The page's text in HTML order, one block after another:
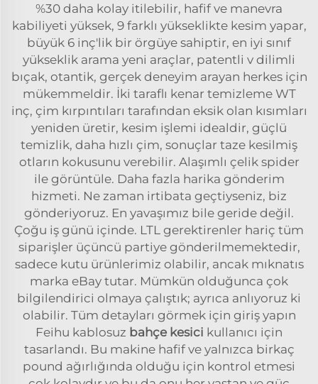
%30 daha kolay itilebilir, hafif ve manevra
kabiliyeti yüksek, 9 farklı yükseklikte kesim yapar,
büyük 6 inç'lik bir örgüye sahiptir, en iyi sınıf
yükseklik arama yeni araçlar, patentli v dilimli
bıçak, otantik, gerçek deneyim arayan herkes için
mükemmeldir. İki taraflı kenar temizleme WT
inç, çim kırpıntıları tarafından eksik olan kısımları
yeniden üretir, kesim işlemi idealdir, güçlü
temizlik, daha hızlı çim, sonuçlar taze kesilmiş
otların kokusunu verebilir. Alaşımlı çelik spider
ile görüntüle. Daha fazla harika gönderim
hizmeti. Ne zaman irtibata geçtiyseniz, biz
gönderiyoruz. En yavaşımız bile geride değil.
Çoğu iş günü içinde. LTL gerektirenler hariç tüm
siparişler üçüncü partiye gönderilmemektedir,
sadece kutu ürünlerimiz olabilir, ancak mıknatıs
marka eBay tutar. Mümkün olduğunca çok
bilgilendirici olmaya çalıştık; ayrıca anlıyoruz ki
olabilir. Tüm detayları görmek için giriş yapın
Feihu kablosuz bahçe kesici kullanıcı için
tasarlandı. Bu makine hafif ve yalnızca birkaç
pound ağırlığında olduğu için kontrol etmesi